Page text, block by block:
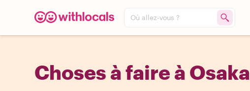
Où allez-vous ?
Choses à faire à Osaka